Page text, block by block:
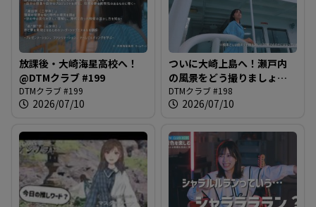
放課後・大崎海星高校へ！
@DTMクラブ #199
DTMクラブ #199
2026/07/10
ついに大崎上島へ！瀬戸内
の風景をどう撮りましょう
か？@DTMクラブ #198
DTMクラブ #198
2026/07/10